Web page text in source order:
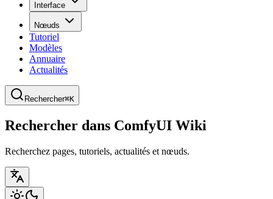
Interface
Nœuds
Tutoriel
Modèles
Annuaire
Actualités
Rechercher⌘K
Rechercher dans ComfyUI Wiki
Recherchez pages, tutoriels, actualités et nœuds.